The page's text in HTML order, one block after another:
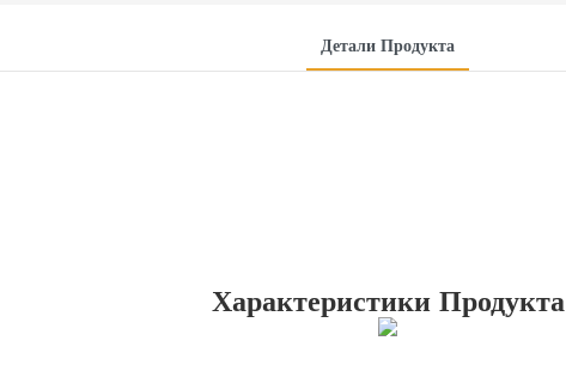
Детали Продукта
Характеристики Продукта